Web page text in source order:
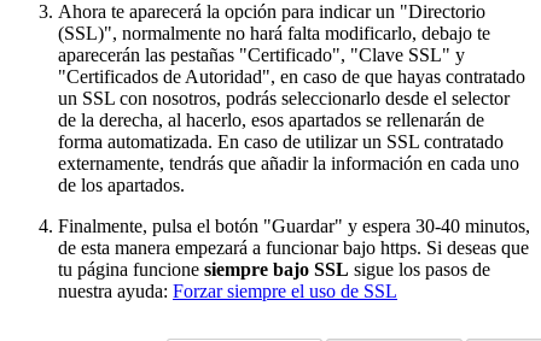
Ahora te aparecerá la opción para indicar un "Directorio
(SSL)", normalmente no hará falta modificarlo, debajo te
aparecerán las pestañas "Certificado", "Clave SSL" y
"Certificados de Autoridad", en caso de que hayas contratado
un SSL con nosotros, podrás seleccionarlo desde el selector
de la derecha, al hacerlo, esos apartados se rellenarán de
forma automatizada. En caso de utilizar un SSL contratado
externamente, tendrás que añadir la información en cada uno
de los apartados.
Finalmente, pulsa el botón "Guardar" y espera 30-40 minutos,
de esta manera empezará a funcionar bajo https. Si deseas que
tu página funcione siempre bajo SSL sigue los pasos de
nuestra ayuda: Forzar siempre el uso de SSL